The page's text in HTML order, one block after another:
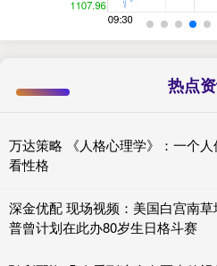
热点
万达策略 《人格心理学》：一个
看性格
深金优配 现场视频：美国白宫南
普曾计划在此办80岁生日格斗赛